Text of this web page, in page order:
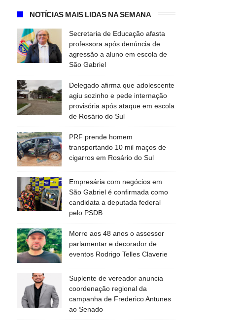
NOTÍCIAS MAIS LIDAS NA SEMANA
Secretaria de Educação afasta
professora após denúncia de
agressão a aluno em escola de
São Gabriel
Delegado afirma que adolescente
agiu sozinho e pede internação
provisória após ataque em escola
de Rosário do Sul
PRF prende homem
transportando 10 mil maços de
cigarros em Rosário do Sul
Empresária com negócios em
São Gabriel é confirmada como
candidata a deputada federal
pelo PSDB
Morre aos 48 anos o assessor
parlamentar e decorador de
eventos Rodrigo Telles Claverie
Suplente de vereador anuncia
coordenação regional da
campanha de Frederico Antunes
ao Senado